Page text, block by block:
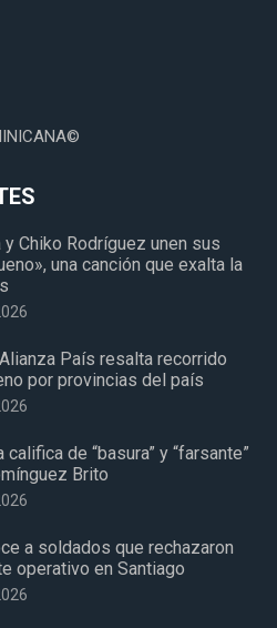
y Chiko Rodríguez unen sus
una canción que exalta la
País resalta recorrido
por provincias del país
de “basura” y “farsante”
Brito
a soldados que rechazaron
operativo en Santiago